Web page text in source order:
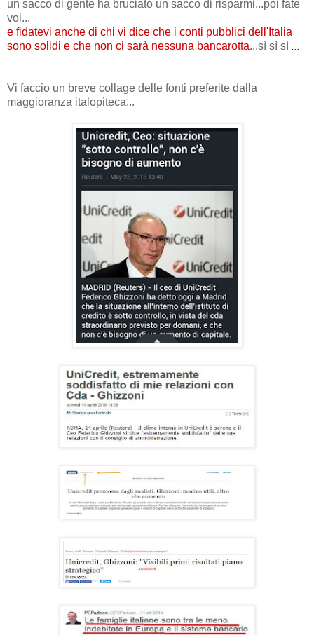
un sacco di gente ha bruciato un sacco di risparmi...poi fate
voi...
e fidatevi anche di chi vi dice che i conti pubblici dell'Italia
sono solidi e che non ci sarà nessuna bancarotta...sì sì sì
Vi faccio un breve collage delle fonti preferite dalla
maggioranza italopiteca...